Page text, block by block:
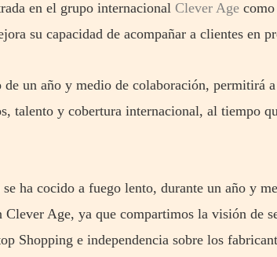
en el grupo internacional Clever Age
su capacidad de acompañar a clientes en
un año y medio de colaboración, permitirá
talento y cobertura internacional, al tiempo
se ha cocido a fuego lento, durante un año y
Clever Age, ya que compartimos la visión de
Shopping e independencia sobre los